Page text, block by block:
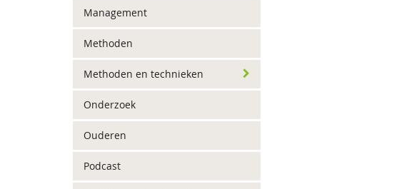
Management
Methoden
Methoden en technieken
Onderzoek
Ouderen
Podcast